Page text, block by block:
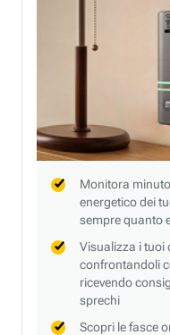
Monitora
energetico dei
sempre quanto
Visualizza i tuoi
confrontandoli
ricevendo
sprechi
Scopri le fasce